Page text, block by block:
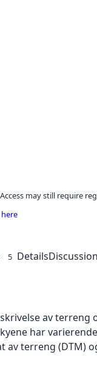
may still require
5 Details
av
har
terreng (DTM)